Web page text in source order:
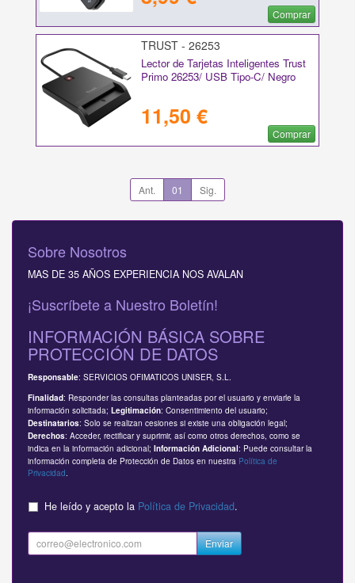
Comprar
TRUST - 26253
Lector de Tarjetas Inteligentes Trust
Primo 26253/ USB Tipo-C/ Negro
11,50 €
Comprar
Ant. 01 Sig.
Sobre Nosotros
MAS DE 35 AÑOS EXPERIENCIA NOS AVALAN
¡Suscríbete a Nuestro Boletín!
INFORMACIÓN BÁSICA SOBRE
PROTECCIÓN DE DATOS
Responsable: SERVICIOS OFIMATICOS UNISER, S.L.
Finalidad: Responder las consultas planteadas por el usuario y enviarle la
información solicitada; Legitimación: Consentimiento del usuario;
Destinatarios: Solo se realizan cesiones si existe una obligación legal;
Derechos: Acceder, rectificar y suprimir, así como otros derechos, como se
indica en la información adicional; Información Adicional: Puede consultar la
información completa de Protección de Datos en nuestra Política de
Privacidad
He leído y acepto la Política de Privacidad.
Enviar